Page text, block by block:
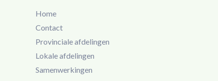
Home
Contact
Provinciale afdelingen
Lokale afdelingen
Samenwerkingen